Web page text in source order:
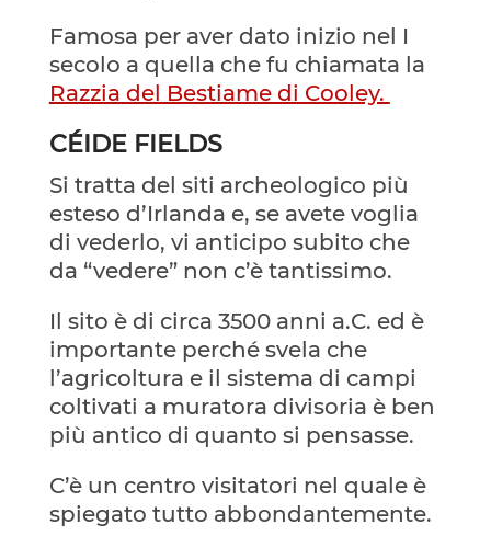
Famosa per aver dato inizio nel I
secolo a quella che fu chiamata la
Razzia del Bestiame di Cooley.
CÉIDE FIELDS
Si tratta del siti archeologico più
esteso d’Irlanda e, se avete voglia
di vederlo, vi anticipo subito che
da “vedere” non c’è tantissimo.
Il sito è di circa 3500 anni a.C. ed è
importante perché svela che
l’agricoltura e il sistema di campi
coltivati a muratora divisoria è ben
più antico di quanto si pensasse.
C’è un centro visitatori nel quale è
spiegato tutto abbondantemente.